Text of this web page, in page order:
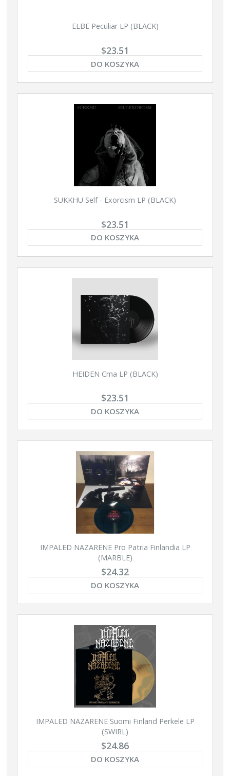
ELBE Peculiar LP (BLACK)
$23.51
DO KOSZYKA
SUKKHU Self - Exorcism LP (BLACK)
$23.51
DO KOSZYKA
HEIDEN Cma LP (BLACK)
$23.51
DO KOSZYKA
IMPALED NAZARENE Pro Patria Finlandia LP
(MARBLE)
$24.32
DO KOSZYKA
IMPALED NAZARENE Suomi Finland Perkele LP
(SWIRL)
$24.86
DO KOSZYKA